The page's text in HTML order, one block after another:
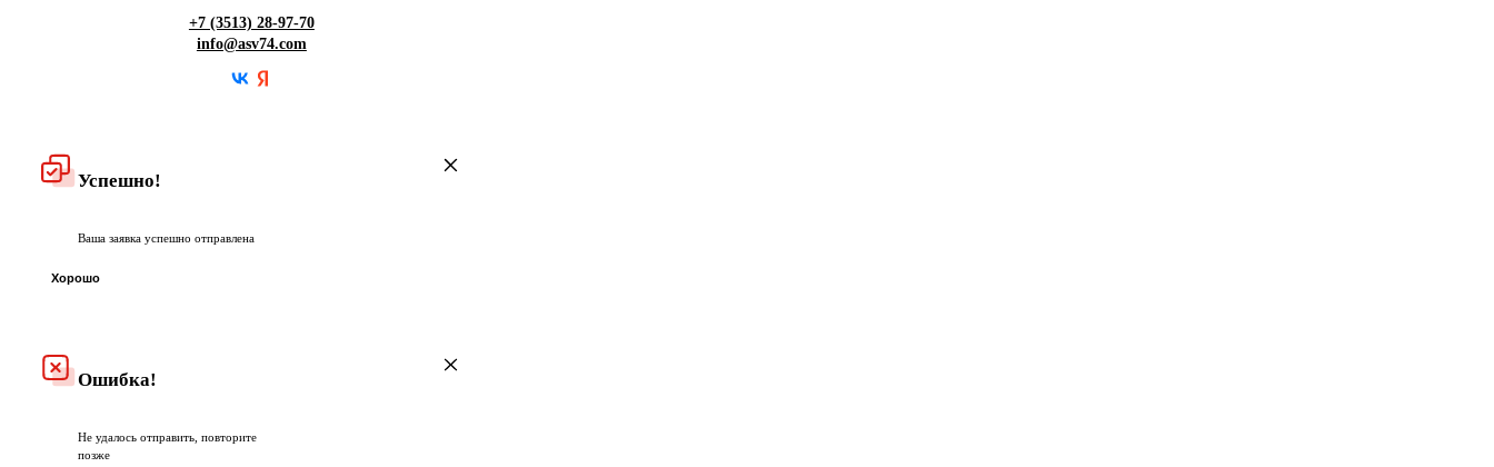
+7 (3513) 28-97-70
info@asv74.com
Успешно!
Ваша заявка успешно отправлена
Хорошо
Ошибка!
Не удалось отправить, повторите
позже